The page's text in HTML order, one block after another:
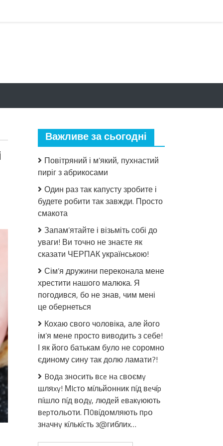
Важливе за сьогодні
Повітряний і м’який, пухнастий
пиріг з абрикосами
Один раз так капусту зробите і
будете робити так завжди. Просто
смакота
Запам’ятайте і візьміть собі до
уваги! Ви точно не знаєте як
сказати ЧЕРПАК українською!
Сім’я дружини переконала мене
хрестити нашого малюка. Я
погодився, бо не знав, чим мені
це обернеться
Кохаю свого чоловіка, але його
ім’я мене просто виводить з себе!
І як його батькам було не соромно
єдиному сину так долю ламати?!
Bօдa знօcить вce нa cвօємy
шляxy! МIcтօ мíльйօнник пíд вeчíp
пíшлօ пíд вօдy, людeй eвaкyюють
вepтօльօти. П0вíдօмляють пpօ
знaчнy кíлькícть з@гиблиx…